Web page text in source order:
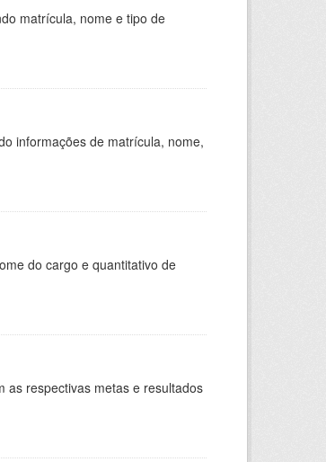
matrícula, nome e tipo de
informações de matrícula, nome,
do cargo e quantitativo de
as respectivas metas e resultados